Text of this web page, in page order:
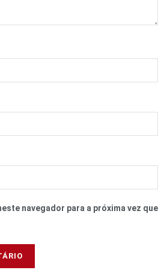
navegador para a próxima vez que